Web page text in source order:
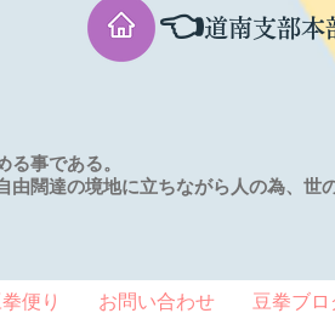
👈道南支部本
事である。
由闊達の境地に立ちながら人の為、世
便り お問い合わせ 豆拳ブロ